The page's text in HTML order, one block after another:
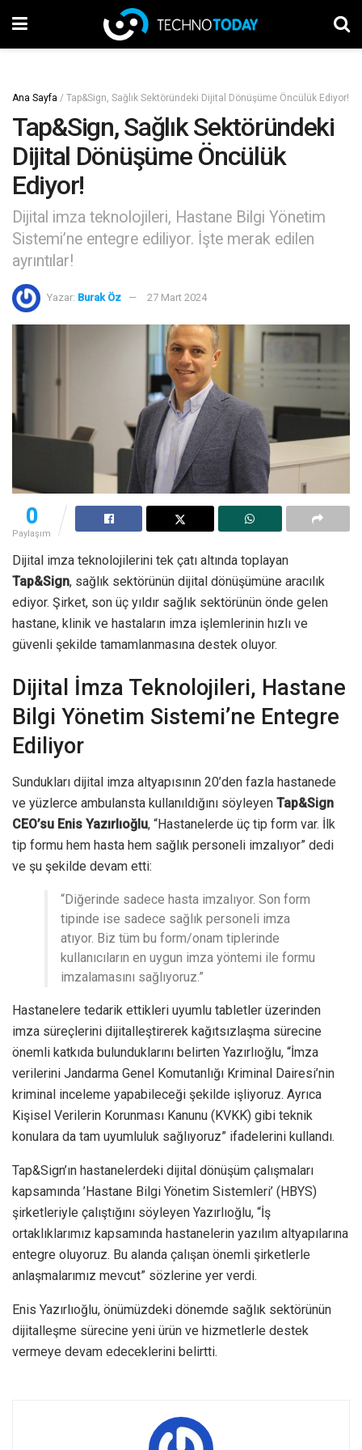
Ana Sayfa / Tap&Sign, Sağlık Sektöründeki Dijital Dönüşüme Öncülük Ediyor!
Tap&Sign, Sağlık Sektöründeki
Dijital Dönüşüme Öncülük
Ediyor!
Dijital imza teknolojileri, Hastane Bilgi Yönetim
Sistemi’ne entegre ediliyor. İşte merak edilen
ayrıntılar!
Yazar: Burak Öz 27 Mart 2024
0
Paylaşım
Dijital imza teknolojilerini tek çatı altında toplayan
Tap&Sign, sağlık sektörünün dijital dönüşümüne aracılık
ediyor. Şirket, son üç yıldır sağlık sektörünün önde gelen
hastane, klinik ve hastaların imza işlemlerinin hızlı ve
güvenli şekilde tamamlanmasına destek oluyor.
Dijital İmza Teknolojileri, Hastane
Bilgi Yönetim Sistemi’ne Entegre
Ediliyor
Sundukları dijital imza altyapısının 20’den fazla hastanede
ve yüzlerce ambulansta kullanıldığını söyleyen Tap&Sign
CEO’su Enis Yazırlıoğlu, “Hastanelerde üç tip form var. İlk
tip formu hem hasta hem sağlık personeli imzalıyor” dedi
ve şu şekilde devam etti:
“Diğerinde sadece hasta imzalıyor. Son form
tipinde ise sadece sağlık personeli imza
atıyor. Biz tüm bu form/onam tiplerinde
kullanıcıların en uygun imza yöntemi ile formu
imzalamasını sağlıyoruz.”
Hastanelere tedarik ettikleri uyumlu tabletler üzerinden
imza süreçlerini dijitalleştirerek kağıtsızlaşma sürecine
önemli katkıda bulunduklarını belirten Yazırlıoğlu, “İmza
verilerini Jandarma Genel Komutanlığı Kriminal Dairesi’nin
kriminal inceleme yapabileceği şekilde işliyoruz. Ayrıca
Kişisel Verilerin Korunması Kanunu (KVKK) gibi teknik
konulara da tam uyumluluk sağlıyoruz” ifadelerini kullandı.
Tap&Sign’ın hastanelerdeki dijital dönüşüm çalışmaları
kapsamında ’Hastane Bilgi Yönetim Sistemleri’ (HBYS)
şirketleriyle çalıştığını söyleyen Yazırlıoğlu, “İş
ortaklıklarımız kapsamında hastanelerin yazılım altyapılarına
entegre oluyoruz. Bu alanda çalışan önemli şirketlerle
anlaşmalarımız mevcut” sözlerine yer verdi.
Enis Yazırlıoğlu, önümüzdeki dönemde sağlık sektörünün
dijitalleşme sürecine yeni ürün ve hizmetlerle destek
vermeye devam edeceklerini belirtti.